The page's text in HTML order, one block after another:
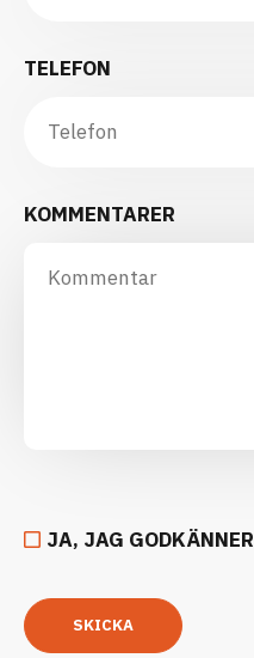
TELEFON
KOMMENTARER
JA, JAG GODKÄNNER
SKICKA